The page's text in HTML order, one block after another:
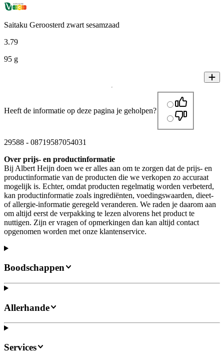
Saitaku Geroosterd zwart sesamzaad
3.79
95 g
Heeft de informatie op deze pagina je geholpen?
29588 - 08719587054031
Over prijs- en productinformatie
Bij Albert Heijn doen we er alles aan om te zorgen dat de prijs- en
productinformatie van de producten die we verkopen zo accuraat
mogelijk is. Echter, omdat producten regelmatig worden verbeterd,
kan productinformatie zoals ingrediënten, voedingswaarden, dieet-
of allergie-informatie geregeld veranderen. We raden je daarom aan
om altijd eerst de verpakking te lezen alvorens het product te
nuttigen. Zijn er vragen of opmerkingen dan kan altijd contact
opgenomen worden met onze klantenservice.
Boodschappen
Allerhande
Services